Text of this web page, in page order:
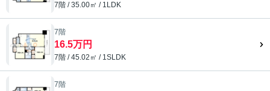
7階 / 35.00㎡ / 1LDK
7階
16.5万円
7階 / 45.02㎡ / 1SLDK
7階